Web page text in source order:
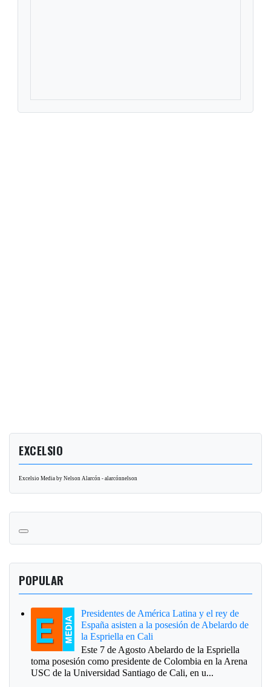
EXCELSIO
Excelsio Media by Nelson Alarcón - alarcónnelson
POPULAR
Presidentes de América Latina y el rey de
España asisten a la posesión de Abelardo de
la Espriella en Cali
Este 7 de Agosto Abelardo de la Espriella
toma posesión como presidente de Colombia en la Arena
USC de la Universidad Santiago de Cali, en u...